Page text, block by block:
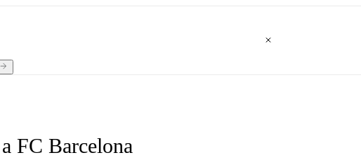
FC Barcelona